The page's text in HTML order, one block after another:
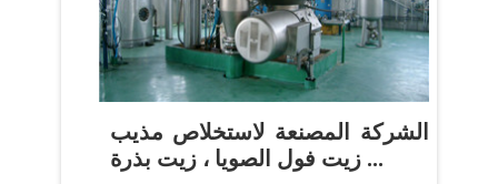
الشركة المصنعة لاستخلاص مذيب
زيت فول الصويا ، زيت بذرة ...